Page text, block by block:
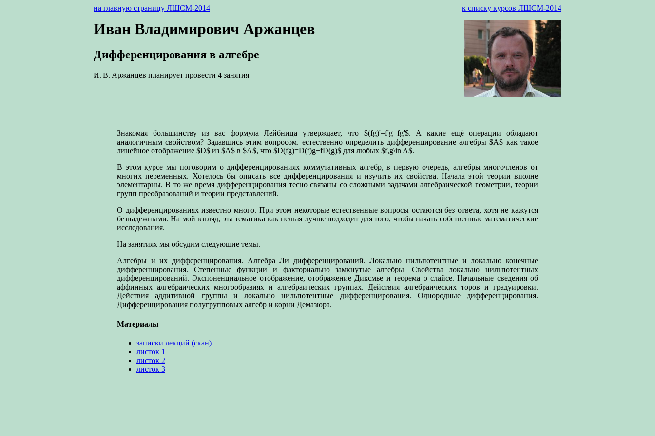
на главную страницу ЛШСМ-2014 к списку курсов ЛШСМ-2014
Иван Владимирович Аржанцев
Дифференцирования в алгебре
И. В. Аржанцев планирует провести 4 занятия.
Знакомая большинству из вас формула Лейбница утверждает, что $(fg)'=f'g+fg'$. А какие ещё операции обладают
аналогичным свойством? Задавшись этим вопросом, естественно определить дифференцирование алгебры $А$ как такое
линейное отображение $D$ из $A$ в $A$, что $D(fg)=D(f)g+fD(g)$ для любых $f,g\in A$.
В этом курсе мы поговорим о дифференцированиях коммутативных алгебр, в первую очередь, алгебры многочленов от
многих переменных. Хотелось бы описать все дифференцирования и изучить их свойства. Начала этой теории вполне
элементарны. В то же время дифференцирования тесно связаны со сложными задачами алгебраической геометрии, теории
групп преобразований и теории представлений.
О дифференцированиях известно много. При этом некоторые естественные вопросы остаются без ответа, хотя не кажутся
безнадежными. На мой взгляд, эта тематика как нельзя лучше подходит для того, чтобы начать собственные математические
исследования.
На занятиях мы обсудим следующие темы.
Алгебры и их дифференцирования. Алгебра Ли дифференцирований. Локально нильпотентные и локально конечные
дифференцирования. Степенные функции и факториально замкнутые алгебры. Свойства локально нильпотентных
дифференцирований. Экспоненциальное отображение, отображение Диксмье и теорема о слайсе. Начальные сведения об
аффинных алгебраических многообразиях и алгебраических группах. Действия алгебраических торов и градуировки.
Действия аддитивной группы и локально нильпотентные дифференцирования. Однородные дифференцирования.
Дифференцирования полугрупповых алгебр и корни Демазюра.
Материалы
записки лекций (скан)
листок 1
листок 2
листок 3